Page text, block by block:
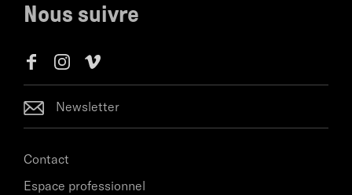
Nous suivre
Newsletter
Contact
Espace professionnel